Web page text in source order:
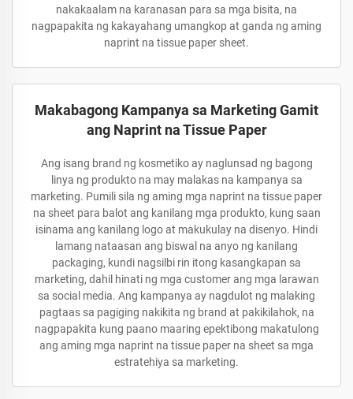
nakakaalam na karanasan para sa mga bisita, na
nagpapakita ng kakayahang umangkop at ganda ng aming
naprint na tissue paper sheet.
Makabagong Kampanya sa Marketing Gamit
ang Naprint na Tissue Paper
Ang isang brand ng kosmetiko ay naglunsad ng bagong
linya ng produkto na may malakas na kampanya sa
marketing. Pumili sila ng aming mga naprint na tissue paper
na sheet para balot ang kanilang mga produkto, kung saan
isinama ang kanilang logo at makukulay na disenyo. Hindi
lamang nataasan ang biswal na anyo ng kanilang
packaging, kundi nagsilbi rin itong kasangkapan sa
marketing, dahil hinati ng mga customer ang mga larawan
sa social media. Ang kampanya ay nagdulot ng malaking
pagtaas sa pagiging nakikita ng brand at pakikilahok, na
nagpapakita kung paano maaring epektibong makatulong
ang aming mga naprint na tissue paper na sheet sa mga
estratehiya sa marketing.